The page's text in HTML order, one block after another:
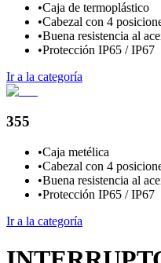
•Caja de termoplástico
•Cabezal con 4
•Buena resistencia al
•Protección IP65 / IP67
Ir a la categoría
355
•Caja metélica
•Cabezal con 4
•Buena resistencia al
•Protección IP65 / IP67
Ir a la categoría